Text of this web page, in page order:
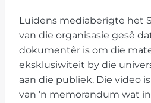
Luidens mediaberigte het
van die organisasie gesê
dokumentêr is om die
eksklusiwiteit by die
aan die publiek. Die video
van ’n memorandum wat